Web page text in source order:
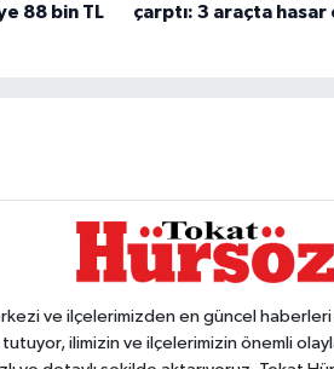
88 bin TL
çarptı: 3 araçta hasar
ve ilçelerimizden en güncel
tutuyor, ilimizin ve ilçelerimizin önemli